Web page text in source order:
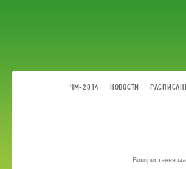
ЧМ-2014 НОВОСТИ
Використання